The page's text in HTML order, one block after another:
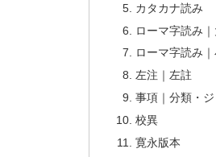
カタカナ読み
ローマ字読み
ローマ字読み
左注｜左註
事項｜分類・
校異
寛永版本